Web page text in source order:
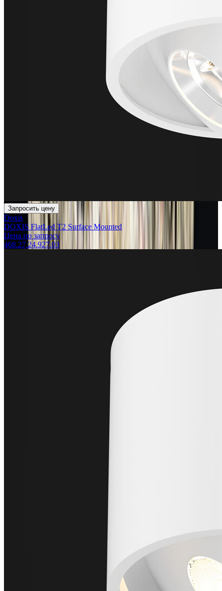
Запросить цену
Doxis
DOXIS FlatLed T2 Surface Mounted
Цена по запросу
468.27.24.927.03